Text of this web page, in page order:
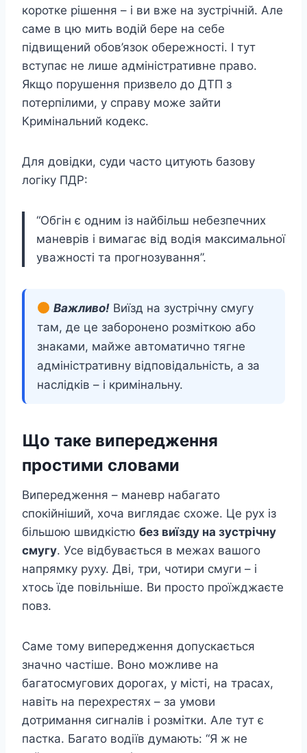
коротке рішення – і ви вже на зустрічній. Але
саме в цю мить водій бере на себе
підвищений обов’язок обережності. І тут
вступає не лише адміністративне право.
Якщо порушення призвело до ДТП з
потерпілими, у справу може зайти
Кримінальний кодекс.
Для довідки, суди часто цитують базову
логіку ПДР:
“Обгін є одним із найбільш небезпечних
маневрів і вимагає від водія максимальної
уважності та прогнозування”.
Важливо! Виїзд на зустрічну смугу
там, де це заборонено розміткою або
знаками, майже автоматично тягне
адміністративну відповідальність, а за
наслідків – і кримінальну.
Що таке випередження
простими словами
Випередження – маневр набагато
спокійніший, хоча виглядає схоже. Це рух із
більшою швидкістю без виїзду на зустрічну
смугу. Усе відбувається в межах вашого
напрямку руху. Дві, три, чотири смуги – і
хтось їде повільніше. Ви просто проїжджаєте
повз.
Саме тому випередження допускається
значно частіше. Воно можливе на
багатосмугових дорогах, у місті, на трасах,
навіть на перехрестях – за умови
дотримання сигналів і розмітки. Але тут є
пастка. Багато водіїв думають: “Я ж не